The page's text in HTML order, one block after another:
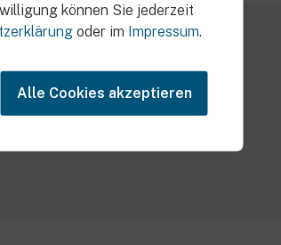
können Sie jederzeit
oder im Impressum.
Alle Cookies akzeptieren